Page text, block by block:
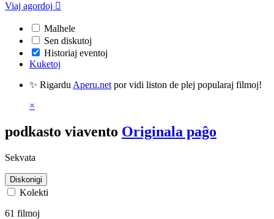
Viaj agordoj 
Malhele
Sen diskutoj
Historiaj eventoj
Kuketoj
✨ Rigardu Aperu.net por vidi liston de plej popularaj filmoj!
×
podkasto viavento Originala paĝo
Sekvata
Diskonigi
Kolekti
61 filmoj